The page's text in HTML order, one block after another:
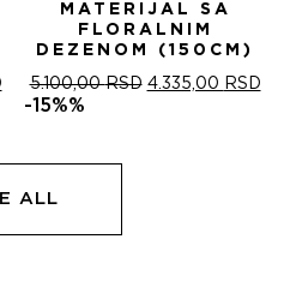
ТРЕНУТНА
ЦЕНА
MATERIJAL SA
FLORALNIM
DEZENOM (150CM)
5.100,00RSD ОРИГИНАЛНА
4.335,00 RSD
-15%%
ALL